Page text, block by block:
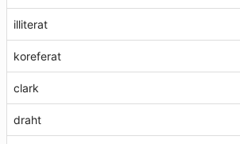
illiterat
koreferat
clark
draht